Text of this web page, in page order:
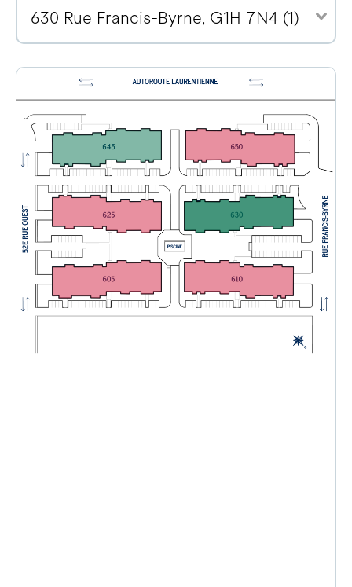
630 Rue Francis-Byrne, G1H 7N4 (1)